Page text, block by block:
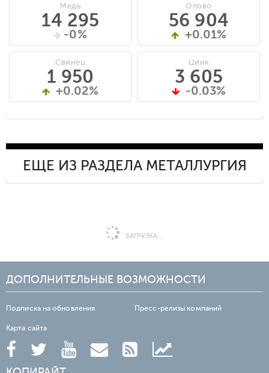
Медь
14 295
-0%
Свинец
1 950
+0.02%
Олово
56 904
+0.01%
Цинк
3 605
-0.03%
ЕЩЕ ИЗ РАЗДЕЛА МЕТАЛЛУРГИЯ
ЗАГРУЗКА...
ДОПОЛНИТЕЛЬНЫЕ ВОЗМОЖНОСТИ
Подписка на обновления Пресс-релизы компаний
Карта сайта